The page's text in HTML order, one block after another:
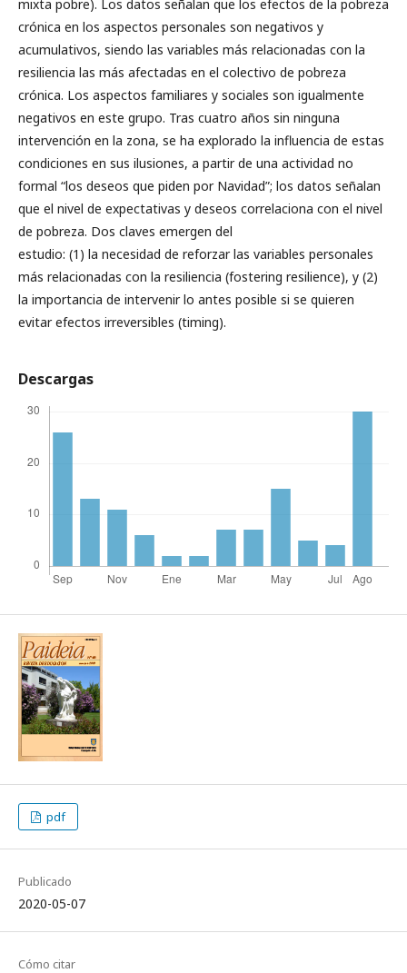
mixta pobre). Los datos señalan que los efectos de la pobreza
crónica en los aspectos personales son negativos y
acumulativos, siendo las variables más relacionadas con la
resiliencia las más afectadas en el colectivo de pobreza
crónica. Los aspectos familiares y sociales son igualmente
negativos en este grupo. Tras cuatro años sin ninguna
intervención en la zona, se ha explorado la influencia de estas
condiciones en sus ilusiones, a partir de una actividad no
formal “los deseos que piden por Navidad”; los datos señalan
que el nivel de expectativas y deseos correlaciona con el nivel
de pobreza. Dos claves emergen del
estudio: (1) la necesidad de reforzar las variables personales
más relacionadas con la resiliencia (fostering resilience), y (2)
la importancia de intervenir lo antes posible si se quieren
evitar efectos irreversibles (timing).
Descargas
pdf
Publicado
2020-05-07
Cómo citar